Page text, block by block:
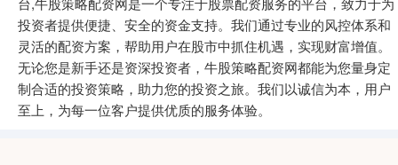
投资者提供便捷、安全的资金支持。我们通过专业的风控体系和
灵活的配资方案，帮助用户在股市中抓住机遇，实现财富增值。
无论您是新手还是资深投资者，牛股策略配资网都能为您量身定
制合适的投资策略，助力您的投资之旅。我们以诚信为本，用户
至上，为每一位客户提供优质的服务体验。